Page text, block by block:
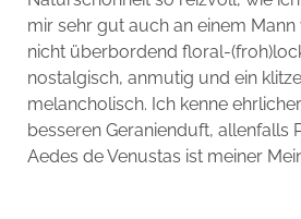
mir sehr gut auch an einem
nicht überbordend floral-
nostalgisch, anmutig und ein
melancholisch. Ich kenne
besseren Geranienduft, allenfalls
Aedes de Venustas ist meiner